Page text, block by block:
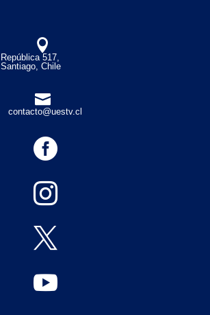

República 517,
Santiago, Chile

contacto@uestv.cl



